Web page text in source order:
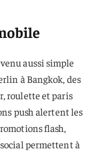
aussi simple
à Bangkok, des
roulette et paris
push alertent les
flash,
permettent à